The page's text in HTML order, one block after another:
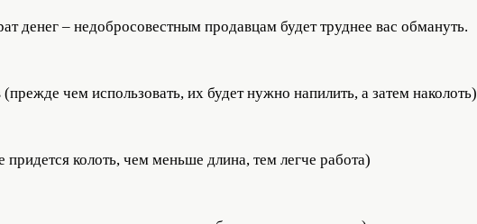
денег – недобросовестным продавцам будет труднее вас обмануть.
чем использовать, их будет нужно напилить, а затем наколоть)
колоть, чем меньше длина, тем легче работа)